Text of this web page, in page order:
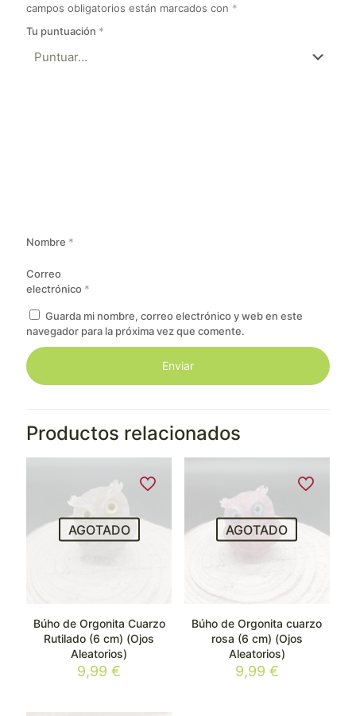
campos obligatorios están marcados con *
Tu puntuación *
Nombre *
Correo
electrónico *
Guarda mi nombre, correo electrónico y web en este
navegador para la próxima vez que comente.
Productos relacionados
AGOTADO
Búho de Orgonita Cuarzo
Rutilado (6 cm) (Ojos
Aleatorios)
9,99€
AGOTADO
Búho de Orgonita cuarzo
rosa (6 cm) (Ojos
Aleatorios)
9,99 €